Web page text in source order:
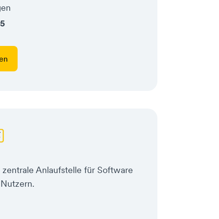
Anlaufstelle für Software